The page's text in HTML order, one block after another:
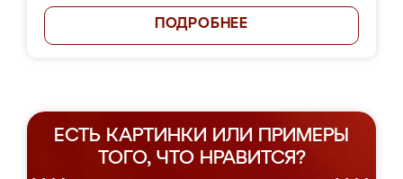
ПОДРОБНЕЕ
ЕСТЬ КАРТИНКИ ИЛИ ПРИМЕРЫ
ТОГО, ЧТО НРАВИТСЯ?